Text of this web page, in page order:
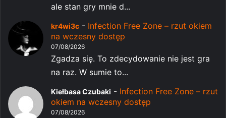
ale stan gry mnie d...
kr4wi3c - Infection Free Zone – rzut okiem
na wczesny dostęp
07/08/2026
Zgadza się. To zdecydowanie nie jest gra
na raz. W sumie to...
Kiełbasa Czubaki - Infection Free Zone – rzut
okiem na wczesny dostęp
07/08/2026